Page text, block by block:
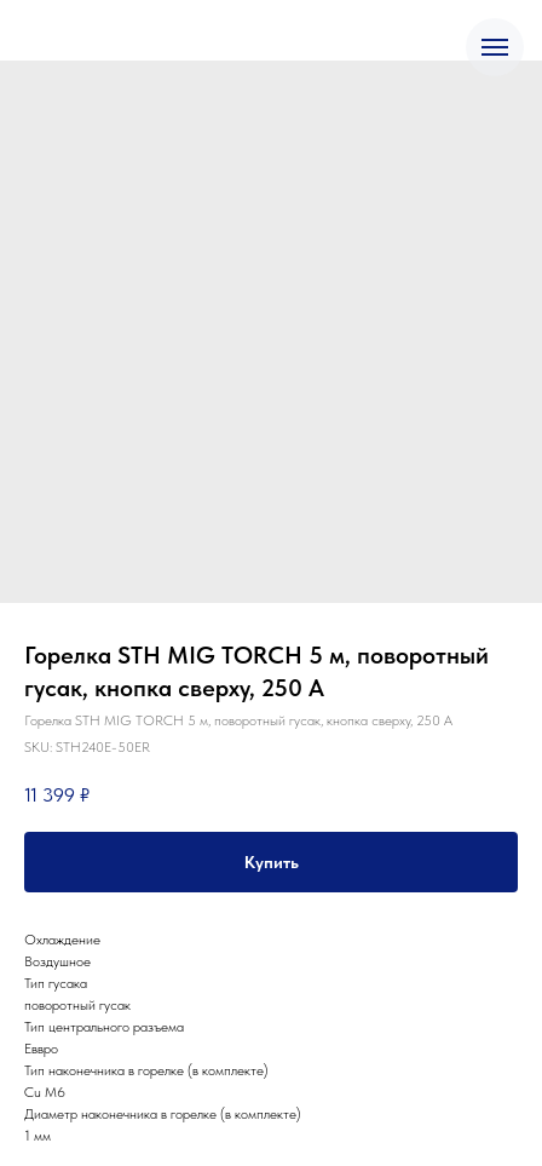
Горелка STH MIG TORCH 5 м, поворотный
гусак, кнопка сверху, 250 А
Горелка STH MIG TORCH 5 м, поворотный гусак, кнопка сверху, 250 А
SKU: STH240E-50ER
11 399 ₽
Купить
Охлаждение
Воздушное
Тип гусака
поворотный гусак
Тип центрального разъема
Еввро
Тип наконечника в горелке (в комплекте)
Cu M6
Диаметр наконечника в горелке (в комплекте)
1 мм
Партнеры компании
Наши главные партнеры